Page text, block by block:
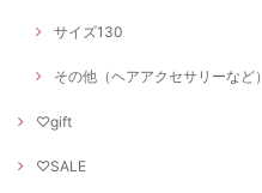
サイズ130
その他（ヘアアクセサリーなど）
♡gift
♡SALE